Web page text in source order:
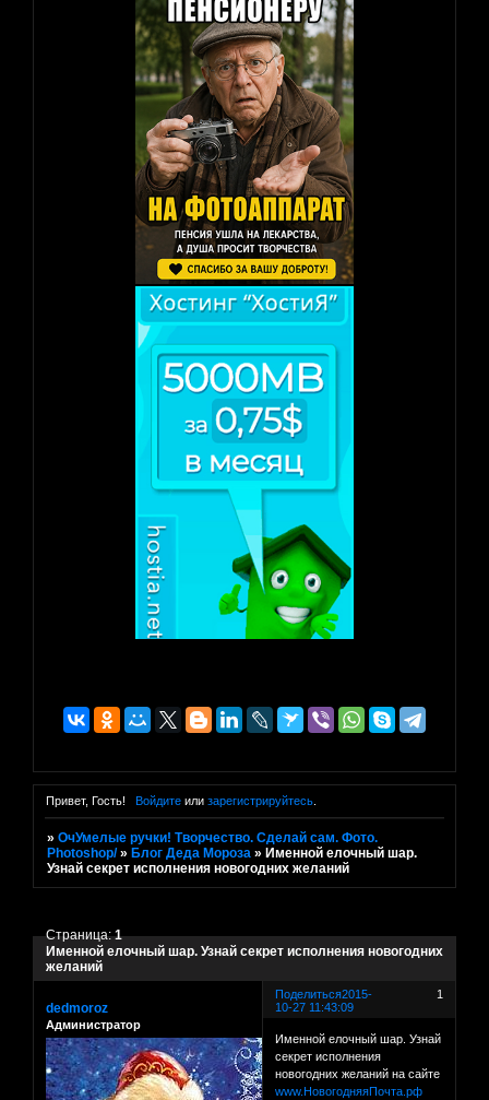
Привет, Гость! Войдитеили зарегистрируйтесь.
»ОчУмелые ручки! Творчество. Сделай сам. Фото.
Photoshop/ » Блог Деда Мороза » Именной елочный шар.
Узнай секрет исполнения новогодних желаний
Именной елочный шар. Узнай секрет исполнения новогодних
желаний
Страница:1
Поделиться 1
2015-
10-27 11:43:09
dedmoroz
Администратор
Именной елочный шар. Узнай
секрет исполнения
новогодних желаний на сайте
www.НовогодняяПочта.рф